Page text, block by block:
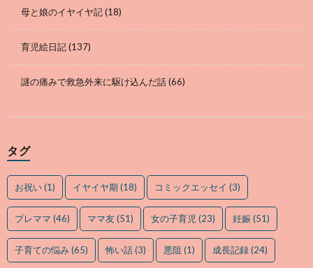
母と娘のイヤイヤ記(18)
育児絵日記(137)
謎の痛みで救急外来に駆け込んだ話(66)
タグ
お祝い(1) イヤイヤ期 (18) コミックエッセイ (3)
プレママ (46) ママ友(51) 女の子育児 (23) 妊娠(51)
子育ての悩み(65) 怖い話(3) 悪阻 (1) 成長記録(24)